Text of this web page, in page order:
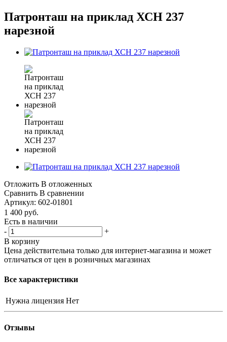
Патронташ на приклад ХСН 237
нарезной
Отложить В отложенных
Сравнить В сравнении
Артикул: 602-01801
1 400 руб.
Есть в наличии
-
+
В корзину
Цена действительна только для интернет-магазина и может
отличаться от цен в розничных магазинах
Все характеристики
Нужна лицензия Нет
Отзывы